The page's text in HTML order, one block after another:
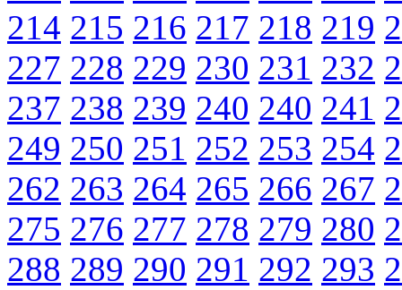
214 215 216 217 218 219
227 228 229 230 231 232
237 238 239 240 240 241
249 250 251 252 253 254
262 263 264 265 266 267
275 276 277 278 279 280
288 289 290 291 292 293